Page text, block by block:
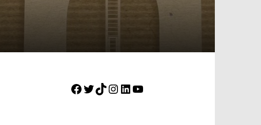
Facebook
Twitter
TikTok
Instagram
LinkedIn
YouTube